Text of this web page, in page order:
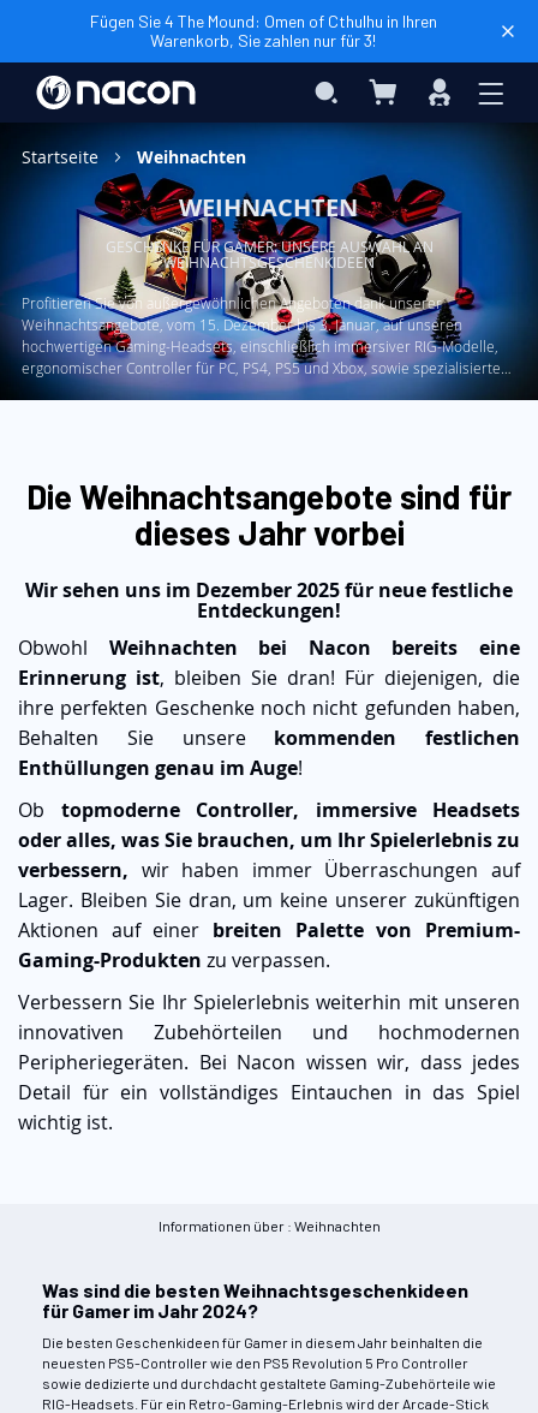
Fügen Sie 4 The Mound: Omen of Cthulhu in Ihren
Warenkorb, Sie zahlen nur für 3!
Search Mein Warenkorb
Anmelden
Startseite Weihnachten
WEIHNACHTEN
GESCHENKE FÜR GAMER: UNSERE AUSWAHL AN
WEIHNACHTSGESCHENKIDEEN
Profitieren Sie von außergewöhnlichen Angeboten dank unserer
Weihnachtsangebote, vom 15. Dezember bis 3. Januar, auf unseren
hochwertigen Gaming-Headsets, einschließlich immersiver RIG-Modelle,
ergonomischer Controller für PC, PS4, PS5 und Xbox, sowie spezialisierte
Ausrüstung wie Arcade-Sticks für ein authentisches Spielerlebnis.
Die Weihnachtsangebote sind für
dieses Jahr vorbei
Wir sehen uns im Dezember 2025 für neue festliche
Entdeckungen!
Obwohl Weihnachten bei Nacon bereits eine
Erinnerung ist, bleiben Sie dran! Für diejenigen, die
ihre perfekten Geschenke noch nicht gefunden haben,
Behalten Sie unsere kommenden festlichen
Enthüllungen genau im Auge!
Ob topmoderne Controller, immersive Headsets
oder alles, was Sie brauchen, um Ihr Spielerlebnis zu
verbessern, wir haben immer Überraschungen auf
Lager. Bleiben Sie dran, um keine unserer zukünftigen
Aktionen auf einer breiten Palette von Premium-
Gaming-Produkten zu verpassen.
Verbessern Sie Ihr Spielerlebnis weiterhin mit unseren
innovativen Zubehörteilen und hochmodernen
Peripheriegeräten. Bei Nacon wissen wir, dass jedes
Detail für ein vollständiges Eintauchen in das Spiel
wichtig ist.
Informationen über : Weihnachten
Was sind die besten Weihnachtsgeschenkideen
für Gamer im Jahr 2024?
Die besten Geschenkideen für Gamer in diesem Jahr beinhalten die
neuesten PS5-Controller wie den PS5 Revolution 5 Pro Controller
sowie dedizierte und durchdacht gestaltete Gaming-Zubehörteile wie
RIG-Headsets. Für ein Retro-Gaming-Erlebnis wird der Arcade-Stick